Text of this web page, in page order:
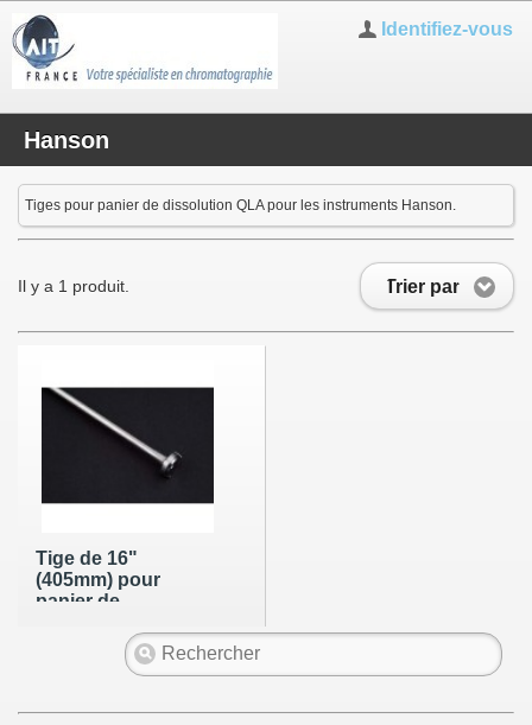
Identifiez-vous
Hanson
Tiges pour panier de dissolution QLA pour les instruments Hanson.
Trier par
Il y a 1 produit.
Tige de 16"
(405mm) pour
panier de
pince à ressort -
compatible Hanson